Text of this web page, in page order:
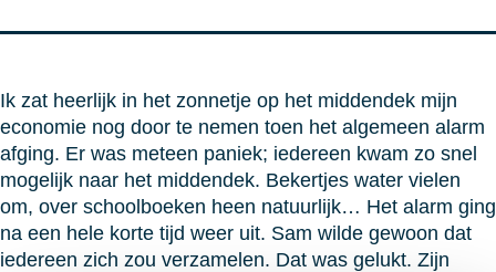
Ik zat heerlijk in het zonnetje op het middendek mijn
economie nog door te nemen toen het algemeen alarm
afging. Er was meteen paniek; iedereen kwam zo snel
mogelijk naar het middendek. Bekertjes water vielen
om, over schoolboeken heen natuurlijk… Het alarm ging
na een hele korte tijd weer uit. Sam wilde gewoon dat
iedereen zich zou verzamelen. Dat was gelukt. Zijn